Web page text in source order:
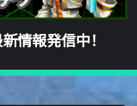
情報発信中！